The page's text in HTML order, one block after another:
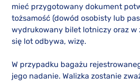
mieć przygotowany dokument
tożsamość (dowód osobisty lub
wydrukowany bilet lotniczy oraz w
się lot odbywa, wizę.
W przypadku bagażu
jego nadanie. Walizka zostanie